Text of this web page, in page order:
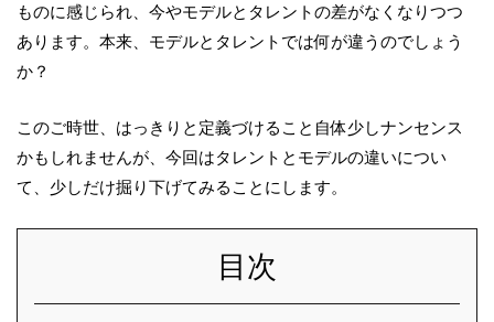
ものに感じられ、今やモデルとタレントの差がなくなりつつ
あります。本来、モデルとタレントでは何が違うのでしょう
か？
このご時世、はっきりと定義づけること自体少しナンセンス
かもしれませんが、今回はタレントとモデルの違いについ
て、少しだけ掘り下げてみることにします。
目次